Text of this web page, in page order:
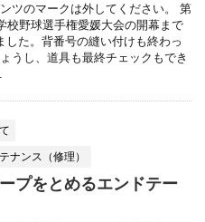
ツのマークは外してください。 第
校野球選手権愛媛大会の開幕まで
した。背番号の縫い付けも終わっ
うし、道具も最終チェックもでき
ナンス（修理）
プをとめるエンドテー